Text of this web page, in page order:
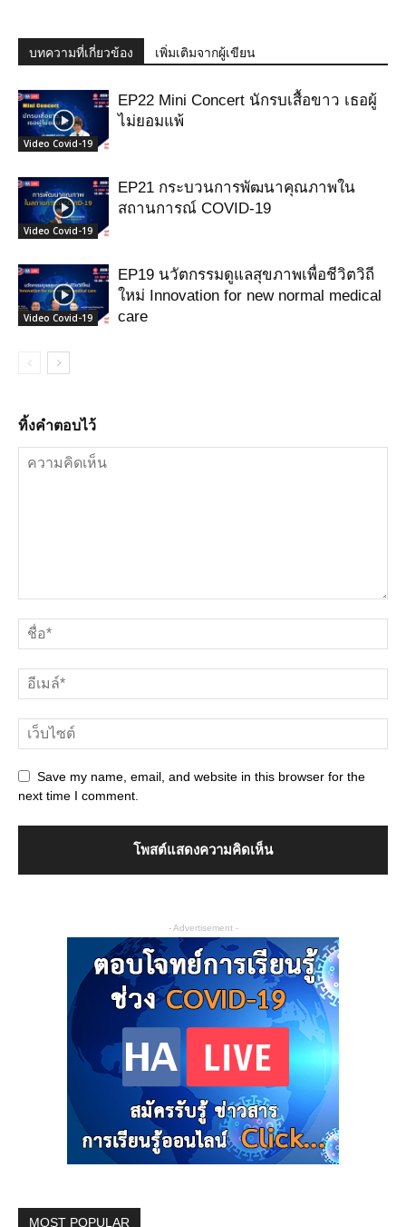
บทความที่เกี่ยวข้อง เพิ่มเติมจากผู้เขียน
Video Covid-19
EP22 Mini Concert นักรบเสื้อขาว เธอผู้
ไม่ยอมแพ้
Video Covid-19
EP21 กระบวนการพัฒนาคุณภาพใน
สถานการณ์ COVID-19
Video Covid-19
EP19 นวัตกรรมดูแลสุขภาพเพื่อชีวิตวิถี
ใหม่ Innovation for new normal medical
care
ทิ้งคำตอบไว้
Save my name, email, and website in this browser for the
next time I comment.
- Advertisement -
MOST POPULAR